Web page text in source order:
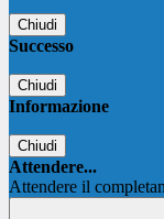
Chiudi
Successo
Chiudi
Informazione
Chiudi
Attendere...
Attendere il